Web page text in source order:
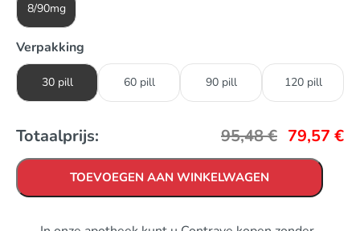
8/90mg
Verpakking
30 pill 60 pill 90 pill 120 pill
Totaalprijs: 95,48€ 79,57 €
TOEVOEGEN AAN WINKELWAGEN